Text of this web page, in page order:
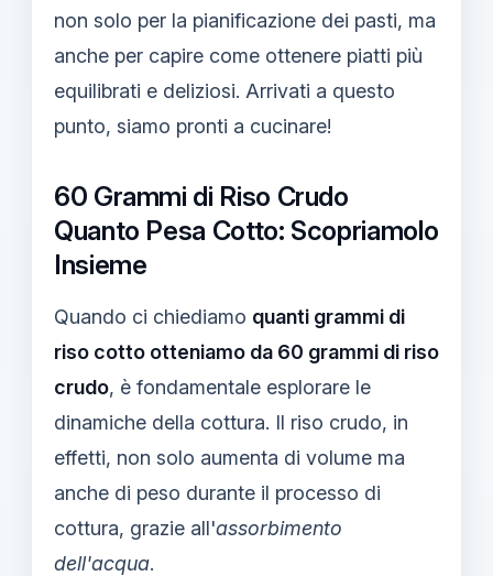
non solo per la pianificazione dei pasti, ma
anche per capire come ottenere piatti più
equilibrati e deliziosi. Arrivati a questo
punto, siamo pronti a cucinare!
60 Grammi di Riso Crudo
Quanto Pesa Cotto: Scopriamolo
Insieme
Quando ci chiediamo quanti grammi di
riso cotto otteniamo da 60 grammi di riso
crudo, è fondamentale esplorare le
dinamiche della cottura. Il riso crudo, in
effetti, non solo aumenta di volume ma
anche di peso durante il processo di
cottura, grazie all'assorbimento
dell'acqua.